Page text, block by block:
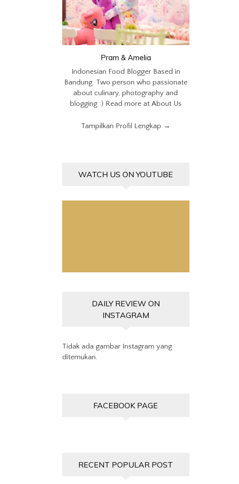
Pram & Amelia
Indonesian Food Blogger Based in
Bandung. Two person who passionate
about culinary, photography and
blogging :) Read more at About Us
Tampilkan Profil Lengkap →
WATCH US ON YOUTUBE
DAILY REVIEW ON
INSTAGRAM
Tidak ada gambar Instagram yang
ditemukan.
FACEBOOK PAGE
RECENT POPULAR POST